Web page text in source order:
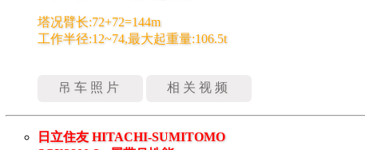
塔况臂长:72+72=144m
工作半径:12~74,最大起重量:106.5t
吊车照片 相关视频
日立住友 HITACHI-SUMITOMO